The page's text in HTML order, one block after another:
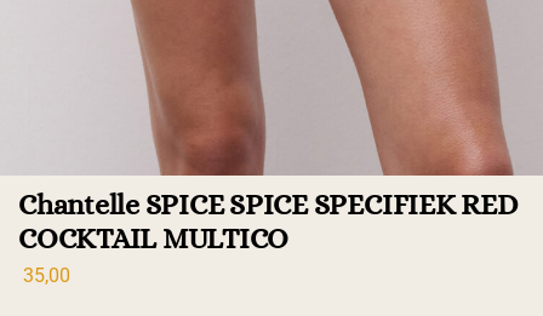
Chantelle SPICE SPICE SPECIFIEK RED
COCKTAIL MULTICO
35,00